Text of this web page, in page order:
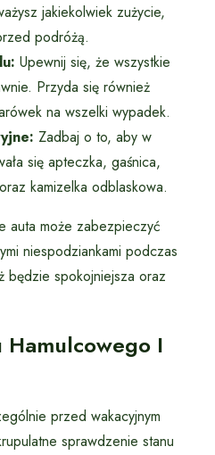
jakiekolwiek zużycie,
podróżą.
Upewnij się, że wszystkie
Przyda się również
na wszelki wypadek.
Zadbaj o to, aby w
się apteczka, gaśnica,
kamizelka odblaskowa.
auta może zabezpieczyć
niespodziankami podczas
będzie spokojniejsza oraz
Hamulcowego I
przed wakacyjnym
sprawdzenie stanu